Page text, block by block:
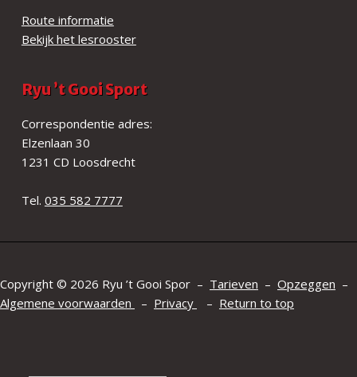
Route informatie
Bekijk het lesrooster
Ryu ’t Gooi Sport
Correspondentie adres:
Elzenlaan 30
1231 CD Loosdrecht
Tel. 035 582 7777
Copyright © 2026 Ryu ’t Gooi Spor – Tarieven – Opzeggen –
Algemene voorwaarden
– Privacy – Return to top